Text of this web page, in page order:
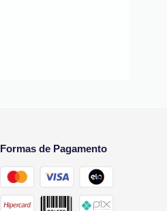
Formas de Pagamento